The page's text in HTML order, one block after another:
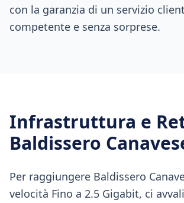
con la garanzia di un servizio
competente e senza sorprese.
Infrastruttura e
Baldissero
Per raggiungere Baldissero
velocità Fino a 2.5 Gigabit, ci